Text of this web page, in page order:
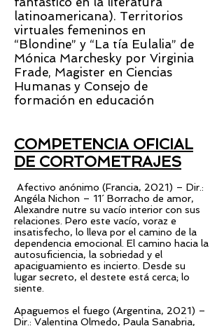
latinoamericana). Territorios
virtuales femeninos en
“Blondine” y “La tía Eulalia” de
Mónica Marchesky por Virginia
Frade, Magister en Ciencias
Humanas y Consejo de
formación en educación
COMPETENCIA OFICIAL
DE CORTOMETRAJES
Afectivo anónimo (Francia, 2021) – Dir.:
Angéla Nichon – 11´ Borracho de amor,
Alexandre nutre su vacío interior con sus
relaciones. Pero este vacío, voraz e
insatisfecho, lo lleva por el camino de la
dependencia emocional. El camino hacia la
autosuficiencia, la sobriedad y el
apaciguamiento es incierto. Desde su
lugar secreto, el destete está cerca; lo
siente.
Apaguemos el fuego (Argentina, 2021) –
Dir.: Valentina Olmedo, Paula Sanabria,